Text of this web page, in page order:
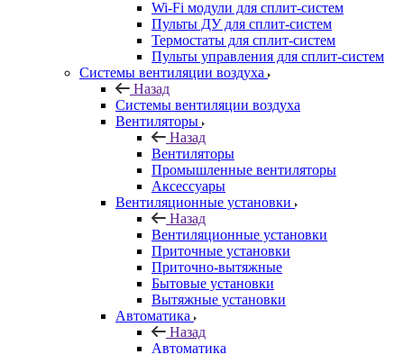
Wi-Fi модули для сплит-систем
Пульты ДУ для сплит-систем
Термостаты для сплит-систем
Пульты управления для сплит-систем
Системы вентиляции воздуха
Назад
Системы вентиляции воздуха
Вентиляторы
Назад
Вентиляторы
Промышленные вентиляторы
Аксессуары
Вентиляционные установки
Назад
Вентиляционные установки
Приточные установки
Приточно-вытяжные
Бытовые установки
Вытяжные установки
Автоматика
Назад
Автоматика